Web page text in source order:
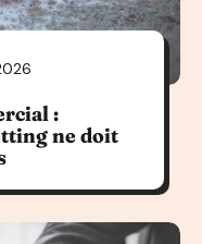
:
ne doit